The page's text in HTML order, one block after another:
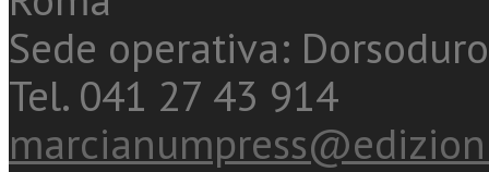
Sede operativa:
Tel. 041 27 43 914